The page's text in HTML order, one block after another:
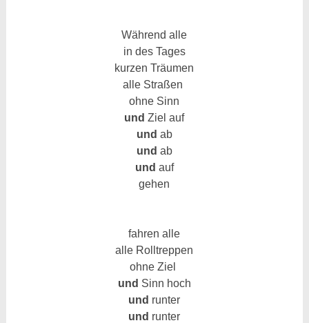
Während alle
in des Tages
kurzen Träumen
alle Straßen
ohne Sinn
und Ziel auf
und ab
und ab
und auf
gehen
fahren alle
alle Rolltreppen
ohne Ziel
und Sinn hoch
und runter
und runter